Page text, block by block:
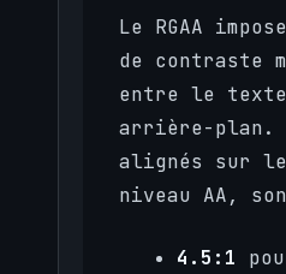
Le RGAA
de contraste
entre le
arrière-plan.
alignés sur les
niveau AA,
4.5:1